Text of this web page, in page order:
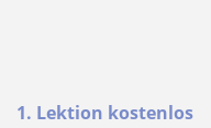
1. Lektion kostenlos